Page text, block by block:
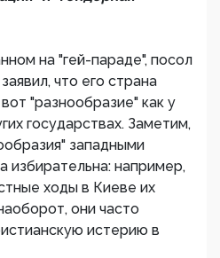
на "гей-параде", посол
что его страна
"разнообразие" как у
государствах. Заметим,
западными
избирательна: например,
ходы в Киеве их
они часто
истерию в